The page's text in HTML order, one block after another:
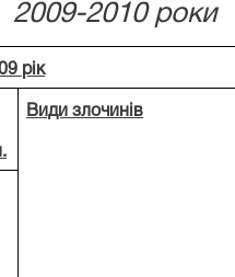
2009-2010 роки
рік
Види злочинів